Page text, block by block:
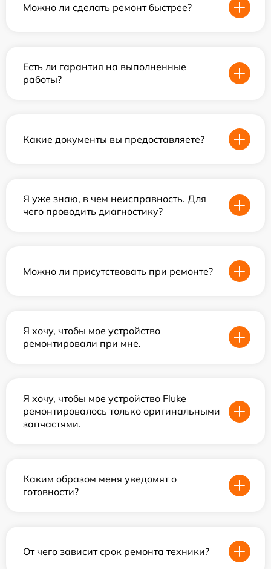
Можно ли сделать ремонт быстрее?
Есть ли гарантия на выполненные
работы?
Какие документы вы предоставляете?
Я уже знаю, в чем неисправность. Для
чего проводить диагностику?
Можно ли присутствовать при ремонте?
Я хочу, чтобы мое устройство
ремонтировали при мне.
Я хочу, чтобы мое устройство Fluke
ремонтировалось только оригинальными
запчастями.
Каким образом меня уведомят о
готовности?
От чего зависит срок ремонта техники?